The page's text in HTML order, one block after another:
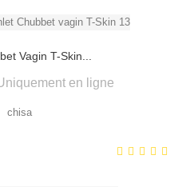
Vagin T-Skin...
en ligne
chisa